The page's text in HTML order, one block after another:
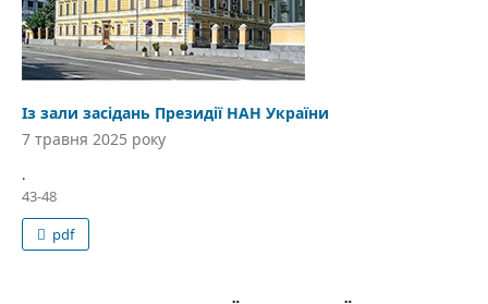
Із зали засідань Президії НАН України
7 травня 2025 року
.
43-48
pdf